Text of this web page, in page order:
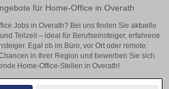
für Home-Office in Overath
Jobs in Overath? Bei uns finden Sie aktuelle
Teilzeit – ideal für Berufseinsteiger, erfahrene
Egal ob im Büro, vor Ort oder remote:
in Ihrer Region und bewerben Sie sich
Home-Office-Stellen in Overath!